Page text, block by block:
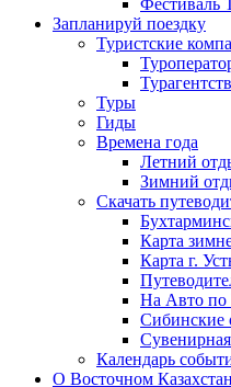
Фестиваль
Запланируй поездку
Туристские
Туры
Гиды
Времена года
Летний
Зимний
Скачать
Карта
Карта г.
На Авто
Сибинские
Календарь
О Восточном